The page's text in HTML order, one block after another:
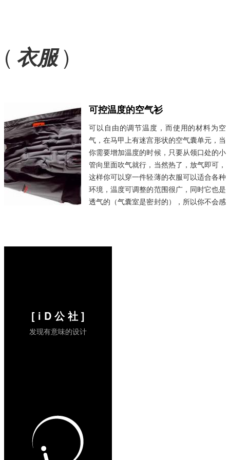
( 衣服)
可控温度的空气衫
可以自由的调节温度，而使用的材料为空
气，在马甲上有迷宫形状的空气囊单元，当
你需要增加温度的时候，只要从领口处的小
管向里面吹气就行，当然热了，放气即可，
这样你可以穿一件轻薄的衣服可以适合各种
环境，温度可调整的范围很广，同时它也是
透气的（气囊室是密封的），所以你不会感
[ i D 公 社 ]
发现有意味的设计